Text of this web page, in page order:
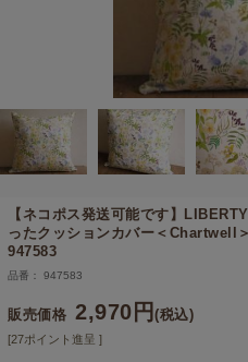
【ネコポス発送可能です】
ったクッションカバー＜Chartwell
947583
品番： 947583
販売価格 2,970円(税込)
[27ポイント進呈 ]